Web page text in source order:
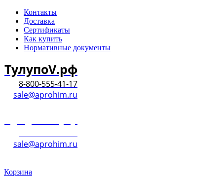
Контакты
Доставка
Сертификаты
Как купить
Нормативные документы
ТулупоV.рф
8-800-555-41-17
sale@aprohim.ru
sale@aprohim.ru
Корзина